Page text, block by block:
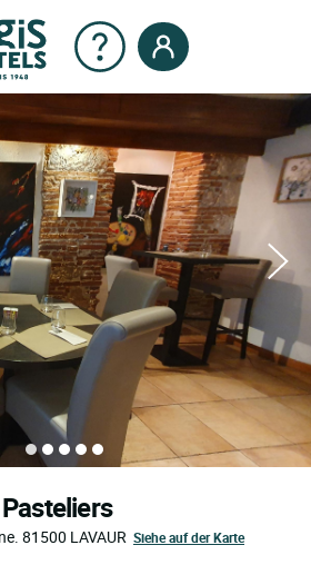
81500 LAVAUR Siehe auf der Karte